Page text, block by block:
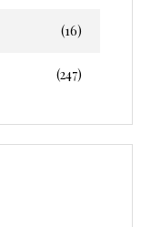
(16)
(247)